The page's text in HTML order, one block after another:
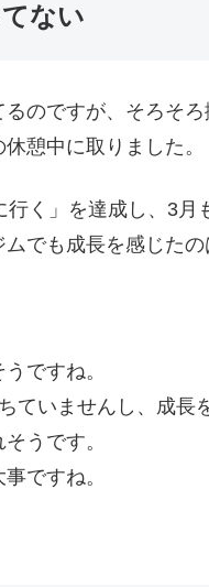
ない
のですが、そろそ
憩中に取りました。
く」を達成し、3月
でも成長を感じたの
ですね。
ていませんし、成長
うです。
ですね。